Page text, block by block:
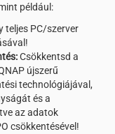
például:
teljes PC/szerver
Csökkentsd a
újszerű
technológiájával,
és a
az adatok
csökkentésével!